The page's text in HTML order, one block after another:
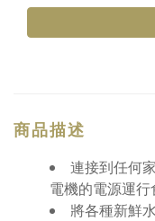
商品描述
連接到任何
電機的電源運
將各種新鮮